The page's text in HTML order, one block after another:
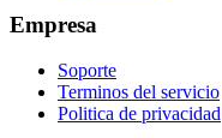
Empresa
Soporte
Terminos del servicio
Politica de privacidad